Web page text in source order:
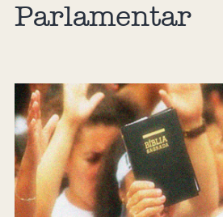
Parlamentar